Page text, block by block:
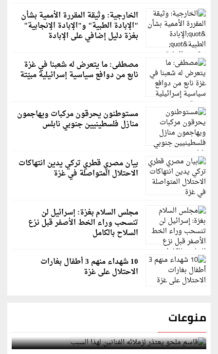
الخارجية: وثيقة المقررة الأممية بشأن
"الإبادة الطبية" و"الإبادة الإنجابية"
بغزة دليل إضافي على الإبادة
مصطفى: ما يتعرض له شعبنا في غزة
نابع من دوافع سياسية إسرائيلية مبيّتة
مستوطنون يحرقون مركبات ويهاجمون
منازل فلسطينيين جنوبي نابلس
بيان مصري قطري تركي يدين انتهاكات
الاحتلال المتواصلة في غزة
مجلس السلام بغزة: إسرائيل لن
تنسحب وراء الخط الأصفر قبل نزع
السلاح بالكامل
10 شهداء منهم 3 أطفال بغارات
الاحتلال على غزة
منوعات
قاسم ملحو يعتذر لزملائه الفنانين لهذا السبب